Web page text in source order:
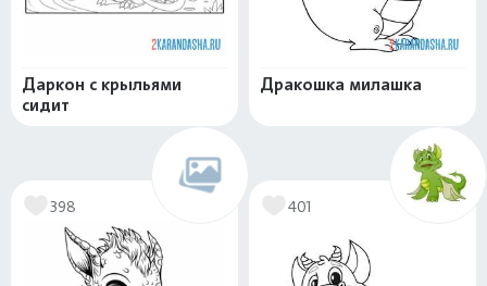
Даркон с крыльями
сидит
Дракошка милашка
398 401